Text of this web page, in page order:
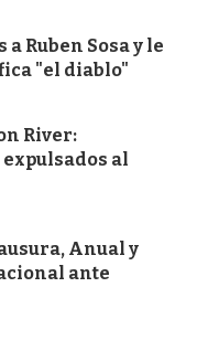
Ruben Sosa y le
"el diablo"
River:
al
Anual y
ante